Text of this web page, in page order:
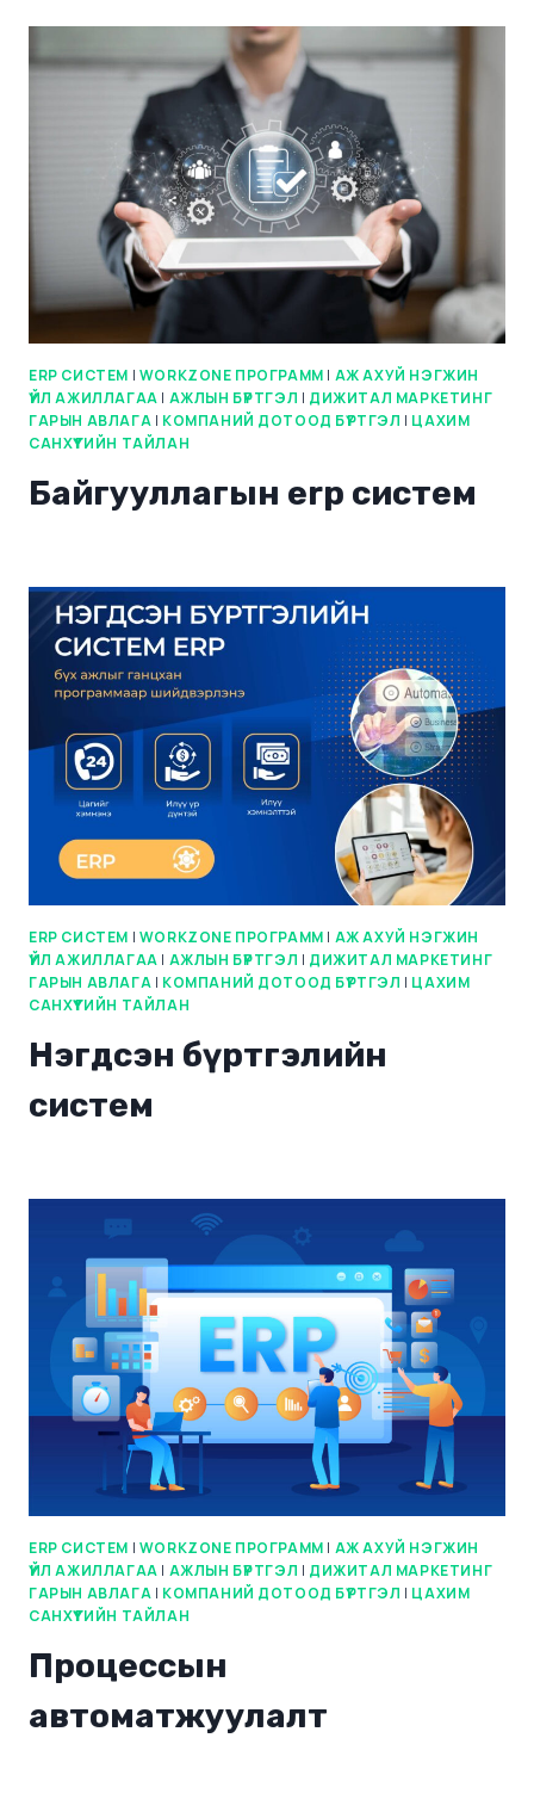
ERP СИСТЕМ | WORKZONE ПРОГРАММ | АЖ АХУЙ НЭГЖИН
ҮЙЛ АЖИЛЛАГАА | АЖЛЫН БҮРТГЭЛ | ДИЖИТАЛ МАРКЕТИНГ
ГАРЫН АВЛАГА | КОМПАНИЙ ДОТООД БҮРТГЭЛ | ЦАХИМ
САНХҮҮГИЙН ТАЙЛАН
Байгууллагын erp систем
ERP СИСТЕМ | WORKZONE ПРОГРАММ | АЖ АХУЙ НЭГЖИН
ҮЙЛ АЖИЛЛАГАА | АЖЛЫН БҮРТГЭЛ | ДИЖИТАЛ МАРКЕТИНГ
ГАРЫН АВЛАГА | КОМПАНИЙ ДОТООД БҮРТГЭЛ | ЦАХИМ
САНХҮҮГИЙН ТАЙЛАН
Нэгдсэн бүртгэлийн
систем
ERP СИСТЕМ | WORKZONE ПРОГРАММ | АЖ АХУЙ НЭГЖИН
ҮЙЛ АЖИЛЛАГАА | АЖЛЫН БҮРТГЭЛ | ДИЖИТАЛ МАРКЕТИНГ
ГАРЫН АВЛАГА | КОМПАНИЙ ДОТООД БҮРТГЭЛ | ЦАХИМ
САНХҮҮГИЙН ТАЙЛАН
Процессын
автоматжуулалт